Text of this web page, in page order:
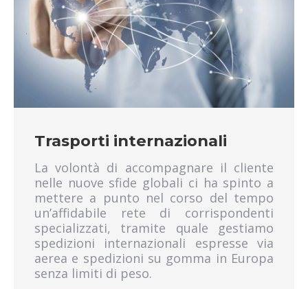
ritiro pallet fiumicino
ritiro pallet acilia
ritiro bancali pomezia
ritiro bancali roma sud
ritiro bancali santa palomba
ritiro bancali castelli romani
ritiro bancali aprilia
ritiro bancali pomezia
ritiro bancali fiumicino
ritiro bancali acilia
spedizione ADR pomezia
spedizione ADR roma sud
spedizione ADR santa palomba
spedizione ADR castelli romani
spedizione ADR ardea
Trasporti internazionali
La volontà di accompagnare il cliente
nelle nuove sfide globali ci ha spinto a
mettere a punto nel corso del tempo
un’affidabile rete di corrispondenti
specializzati, tramite quale gestiamo
spedizioni internazionali espresse via
aerea e spedizioni su gomma in Europa
senza limiti di peso.